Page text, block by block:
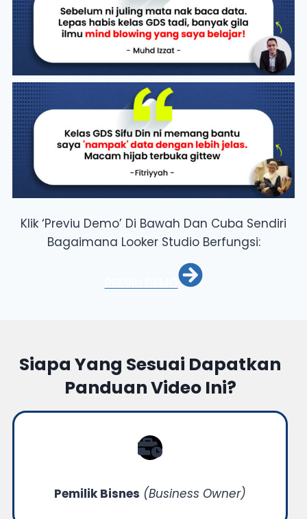
Klik ‘Previu Demo’ Di Bawah Dan Cuba Sendiri
Bagaimana Looker Studio Berfungsi:
Siapa Yang Sesuai Dapatkan
Panduan Video Ini?
Pemilik Bisnes (Business Owner)